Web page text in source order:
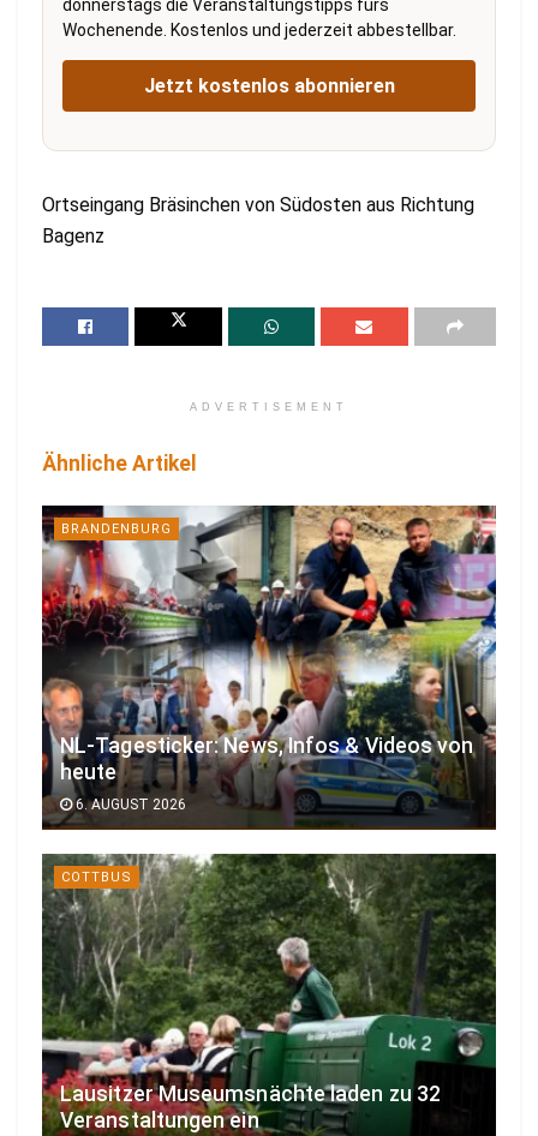
donnerstags die Veranstaltungstipps fürs
Wochenende. Kostenlos und jederzeit abbestellbar.
Jetzt kostenlos abonnieren
Ortseingang Bräsinchen von Südosten aus Richtung
Bagenz
ADVERTISEMENT
Ähnliche Artikel
BRANDENBURG
NL-Tagesticker: News, Infos & Videos von
heute
6. AUGUST 2026
COTTBUS
Lausitzer Museumsnächte laden zu 32
Veranstaltungen ein